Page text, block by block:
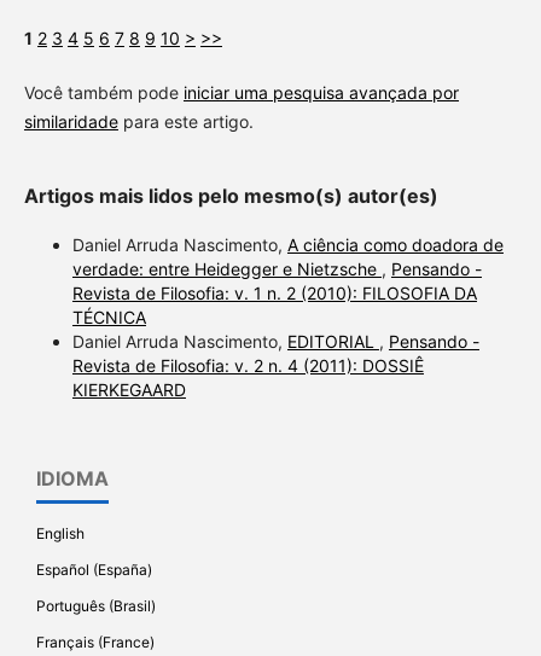
1 2 3 4 5 6 7 8 9 10 > >>
Você também pode iniciar uma pesquisa avançada por
similaridadepara este artigo.
Artigos mais lidos pelo mesmo(s) autor(es)
Daniel Arruda Nascimento, A ciência como doadora de
verdade: entre Heidegger e Nietzsche , Pensando -
Revista de Filosofia: v. 1 n. 2 (2010): FILOSOFIA DA
TÉCNICA
Daniel Arruda Nascimento, EDITORIAL , Pensando -
Revista de Filosofia: v. 2 n. 4 (2011): DOSSIÊ
KIERKEGAARD
IDIOMA
English
Español (España)
Português (Brasil)
Français (France)